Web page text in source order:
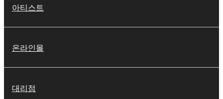
아티스트
온라인몰
대리점